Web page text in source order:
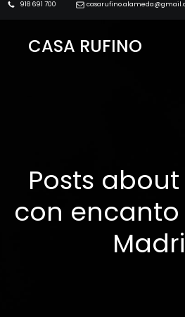
918 691 700
CASA RUFINO
Posts
con